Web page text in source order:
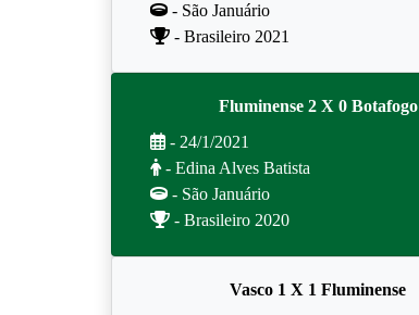
- São Januário
- Brasileiro 2021
Fluminense 2 X 0 Botafogo
- 24/1/2021
- Edina Alves Batista
- São Januário
- Brasileiro 2020
Vasco 1 X 1 Fluminense